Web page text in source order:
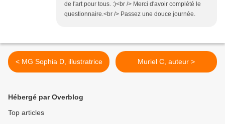
de l'art pour tous. :)<br /> Merci d'avoir complété le
questionnaire.<br /> Passez une douce journée.
< MG Sophia D, illustratrice Muriel C, auteur >
Hébergé par Overblog
Top articles